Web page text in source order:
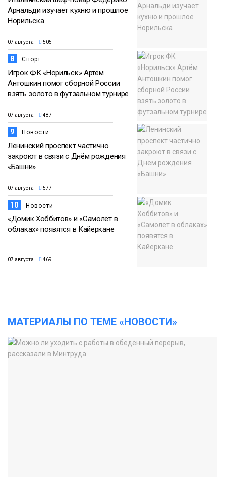
Арнальди изучает кухню и прошлое
Норильска
07 августа 505
8 Спорт
Игрок ФК «Норильск» Артём
Антошкин помог сборной России
взять золото в футзальном турнире
07 августа 487
9 Новости
Ленинский проспект частично
закроют в связи с Днём рождения
«Башни»
07 августа 577
10 Новости
«Домик Хоббитов» и «Самолёт в
облаках» появятся в Кайеркане
07 августа 469
МАТЕРИАЛЫ ПО ТЕМЕ «НОВОСТИ»